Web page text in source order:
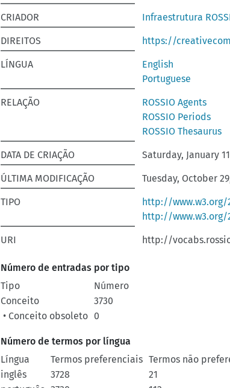
CRIADOR Infraestrutura
DIREITOS https://
LÍNGUA
English
Portuguese
RELAÇÃO
ROSSIO Agents
ROSSIO Periods
ROSSIO Thesaurus
DATA DE CRIAÇÃO Saturday, January
ÚLTIMA MODIFICAÇÃO Tuesday, October
TIPO
http://www.w3.org/
http://www.w3.org/
URI http://
Número de entradas por tipo
Tipo
Número
Conceito
3730
• Conceito obsoleto 0
Número de termos por língua
Língua
Termos preferenciais Termos não
inglês
3728 21